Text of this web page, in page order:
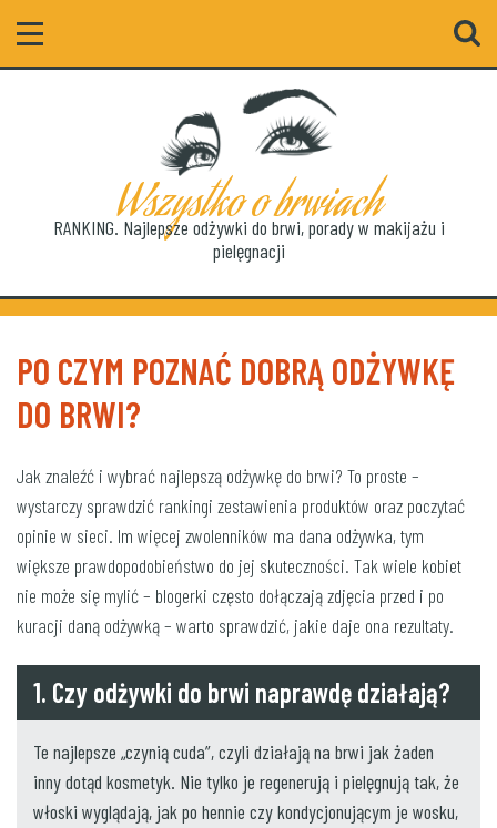
Wszystko o brwiach
RANKING. Najlepsze odżywki do brwi, porady w makijażu i
pielęgnacji
PO CZYM POZNAĆ DOBRĄ ODŻYWKĘ
DO BRWI?
Jak znaleźć i wybrać najlepszą odżywkę do brwi? To proste –
wystarczy sprawdzić rankingi zestawienia produktów oraz poczytać
opinie w sieci. Im więcej zwolenników ma dana odżywka, tym
większe prawdopodobieństwo do jej skuteczności. Tak wiele kobiet
nie może się mylić – blogerki często dołączają zdjęcia przed i po
kuracji daną odżywką – warto sprawdzić, jakie daje ona rezultaty.
1. Czy odżywki do brwi naprawdę działają?
Te najlepsze „czynią cuda”, czyli działają na brwi jak żaden
inny dotąd kosmetyk. Nie tylko je regenerują i pielęgnują tak, że
włoski wyglądają, jak po hennie czy kondycjonującym je wosku,